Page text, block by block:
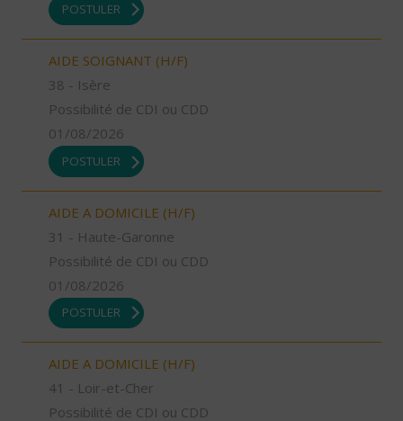
POSTULER
AIDE SOIGNANT (H/F)
38 - Isère
Possibilité de CDI ou CDD
01/08/2026
POSTULER
AIDE A DOMICILE (H/F)
31 - Haute-Garonne
Possibilité de CDI ou CDD
01/08/2026
POSTULER
AIDE A DOMICILE (H/F)
41 - Loir-et-Cher
Possibilité de CDI ou CDD